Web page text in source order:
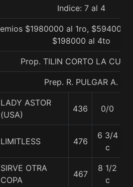
Indice: 7 al 4
$1980000 al 1ro,
$198000 al 4to
Prop. TILIN CORTO LA
Prep. R. PULGAR A.
LADY ASTOR
(USA)
436 0/0
LIMITLESS 476
6 3/4
c
SIRVE OTRA
COPA
467
8 1/2
c